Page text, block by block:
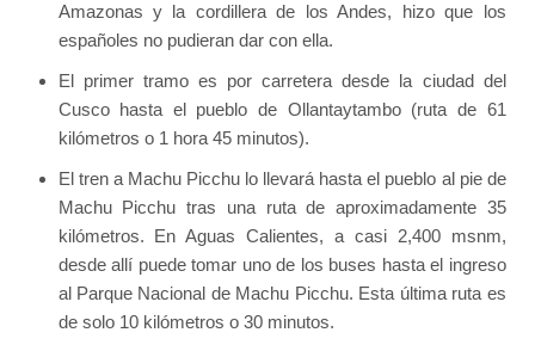
Amazonas y la cordillera de los Andes, hizo que los
españoles no pudieran dar con ella.
El primer tramo es por carretera desde la ciudad del
Cusco hasta el pueblo de Ollantaytambo (ruta de 61
kilómetros o 1 hora 45 minutos).
El tren a Machu Picchu lo llevará hasta el pueblo al pie de
Machu Picchu tras una ruta de aproximadamente 35
kilómetros. En Aguas Calientes, a casi 2,400 msnm,
desde allí puede tomar uno de los buses hasta el ingreso
al Parque Nacional de Machu Picchu. Esta última ruta es
de solo 10 kilómetros o 30 minutos.